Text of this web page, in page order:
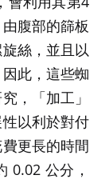
腹部的篩板
絲，並且以
此，這些蜘
，「加工」
以利於對付
更長的時間
0.02 公分，